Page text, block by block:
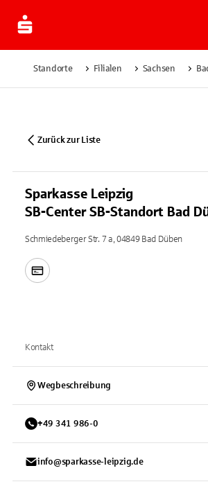
Standorte Filialen Sachsen
Zurück zur Liste
Sparkasse Leipzig
SB-Center SB-Standort Bad
Schmiedeberger Str. 7 a, 04849 Bad Düben
Kontakt
Wegbeschreibung
+49 341 986-0
info@sparkasse-leipzig.de